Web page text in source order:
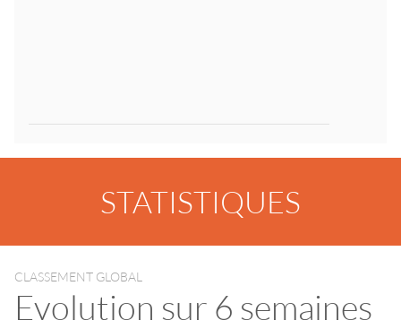
STATISTIQUES
CLASSEMENT GLOBAL
Evolution sur 6 semaines